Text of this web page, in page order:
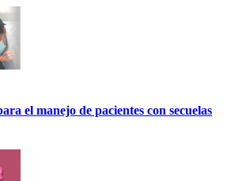
el manejo de pacientes con secuelas